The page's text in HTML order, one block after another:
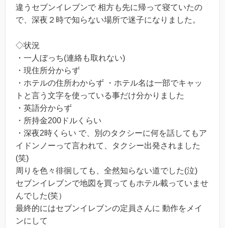
違うセブンイレブンで 相方も先に帰って寝ていたの
で、深夜２時で知らない場所で迷子になりました。
◇状況
・一人ぼっち(連絡も取れない)
・現住所分からず
・ホテルの住所わからず ・ホテル名は一部でキャッ
トと言う文字を使っている事だけ分かりました
・英語分からず
・所持金200ドルくらい
・深夜2時くらい で、別のタクシーに何を話してもア
イドンノーって言われて、タクシー出発されました
(笑)
周りを色々徘徊しても、全然知らない道でした(泣)
セブンイレブンで地図を買ってもホテル載っていませ
んでした(笑）
最終的にはセブンイレブンの定員さんに 動作をメイ
ンにして